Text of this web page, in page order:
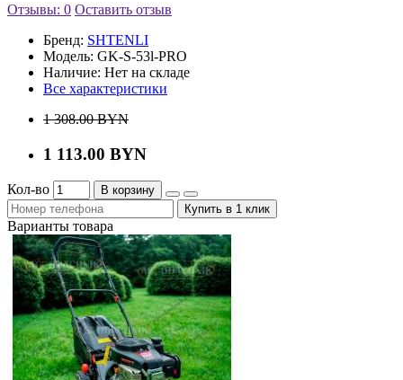
Отзывы: 0 Оставить отзыв
Бренд: SHTENLI
Модель: GK-S-53l-PRO
Наличие: Нет на складе
Все характеристики
1 308.00 BYN
1 113.00 BYN
Кол-во
В корзину
Купить в 1 клик
Варианты товара